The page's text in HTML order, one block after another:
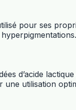
pour ses
d’acide
une utilisation